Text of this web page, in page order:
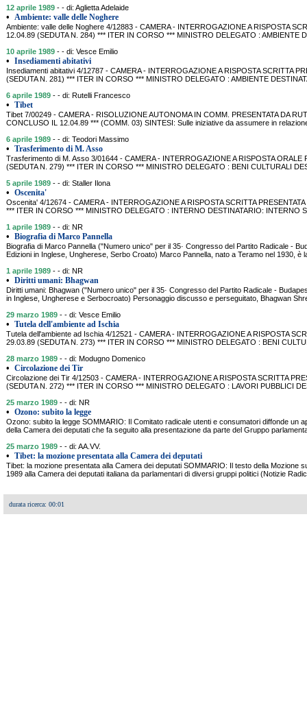
12 aprile 1989 - - di: Aglietta Adelaide
• Ambiente: valle delle Noghere
Ambiente: valle delle Noghere 4/12883 - CAMERA - INTERROGAZIONE A RISPOSTA
12.04.89 (SEDUTA N. 284) *** ITER IN CORSO *** MINISTRO DELEGATO : AMBIENTE
10 aprile 1989 - - di: Vesce Emilio
• Insediamenti abitativi
Insediamenti abitativi 4/12787 - CAMERA - INTERROGAZIONE A RISPOSTA SCRITTA
(SEDUTA N. 281) *** ITER IN CORSO *** MINISTRO DELEGATO : AMBIENTE
6 aprile 1989 - - di: Rutelli Francesco
• Tibet
Tibet 7/00249 - CAMERA - RISOLUZIONE AUTONOMA IN COMM. PRESENTATA DA
CONCLUSO IL 12.04.89 *** (COMM. 03) SINTESI: Sulle iniziative da assumere in
6 aprile 1989 - - di: Teodori Massimo
• Trasferimento di M. Asso
Trasferimento di M. Asso 3/01644 - CAMERA - INTERROGAZIONE A RISPOSTA ORALE
(SEDUTA N. 279) *** ITER IN CORSO *** MINISTRO DELEGATO : BENI CULTURALI
5 aprile 1989 - - di: Staller Ilona
• Oscenita'
Oscenita' 4/12674 - CAMERA - INTERROGAZIONE A RISPOSTA SCRITTA
*** ITER IN CORSO *** MINISTRO DELEGATO : INTERNO DESTINATARIO: INTERNO
1 aprile 1989 - - di: NR
• Biografia di Marco Pannella
Biografia di Marco Pannella ("Numero unico" per il 35· Congresso del Partito Radicale -
Edizioni in Inglese, Ungherese, Serbo Croato) Marco Pannella, nato a Teramo nel 1930, è
1 aprile 1989 - - di: NR
• Diritti umani: Bhagwan
Diritti umani: Bhagwan ("Numero unico" per il 35· Congresso del Partito Radicale -
in Inglese, Ungherese e Serbocroato) Personaggio discusso e perseguitato, Bhagwan
29 marzo 1989 - - di: Vesce Emilio
• Tutela dell'ambiente ad Ischia
Tutela dell'ambiente ad Ischia 4/12521 - CAMERA - INTERROGAZIONE A RISPOSTA
29.03.89 (SEDUTA N. 273) *** ITER IN CORSO *** MINISTRO DELEGATO : BENI
28 marzo 1989 - - di: Modugno Domenico
• Circolazione dei Tir
Circolazione dei Tir 4/12503 - CAMERA - INTERROGAZIONE A RISPOSTA SCRITTA
(SEDUTA N. 272) *** ITER IN CORSO *** MINISTRO DELEGATO : LAVORI PUBBLICI
25 marzo 1989 - - di: NR
• Ozono: subito la legge
Ozono: subito la legge SOMMARIO: Il Comitato radicale utenti e consumatori diffonde un
della Camera dei deputati che fa seguito alla presentazione da parte del Gruppo
25 marzo 1989 - - di: AA.VV.
• Tibet: la mozione presentata alla Camera dei deputati
Tibet: la mozione presentata alla Camera dei deputati SOMMARIO: Il testo della Mozione
1989 alla Camera dei deputati italiana da parlamentari di diversi gruppi politici (Notizie
durata ricerca: 00:01